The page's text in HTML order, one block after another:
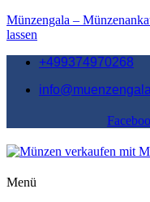
Münzengala –
lassen
+499374970268
Menü